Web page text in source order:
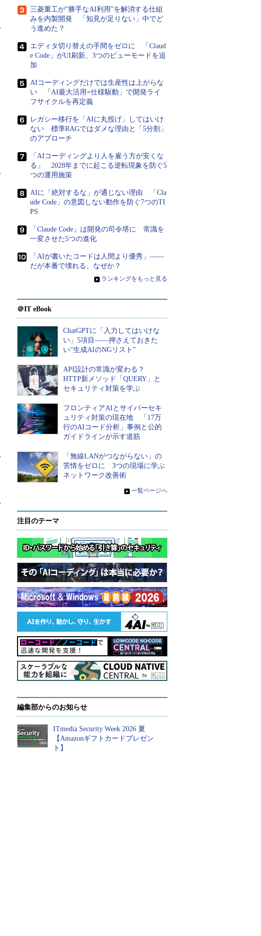
三菱重工が“勝手なAI利用”を解消する仕組
みを内製開発 「知見が足りない」中でど
う進めた？
エディタ切り替えの手間をゼロに 「Claud
e Code」がUI刷新、3つのビューモードを追
加
AIコーディングだけでは生産性は上がらな
い 「AI最大活用×仕様駆動」で開発ライ
フサイクルを再定義
レガシー移行を「AIに丸投げ」してはいけ
ない 標準RAGではダメな理由と「5分割」
のアプローチ
「AIコーディングより人を雇う方が安くな
る」 2028年までに起こる逆転現象を防ぐ5
つの運用施策
AIに「絶対するな」が通じない理由 「Cla
ude Code」の意図しない動作を防ぐ7つのTI
PS
「Claude Code」は開発の司令塔に 常識を
一変させた5つの進化
「AIが書いたコードは人間より優秀」――
だが本番で壊れる、なぜか？
» ランキングをもっと見る
＠IT eBook
ChatGPTに「入力してはいけな
い」5項目――押さえておきた
い“生成AIのNGリスト”
API設計の常識が変わる？
HTTP新メソッド「QUERY」と
セキュリティ対策を学ぶ
フロンティアAIとサイバーセキ
ュリティ対策の現在地 「17万
行のAIコード分析」事例と公的
ガイドラインが示す道筋
「無線LANがつながらない」の
苦情をゼロに 3つの現場に学ぶ
ネットワーク改善術
» 一覧ページへ
注目のテーマ
編集部からのお知らせ
ITmedia Security Week 2026 夏
【Amazonギフトカードプレゼン
ト】